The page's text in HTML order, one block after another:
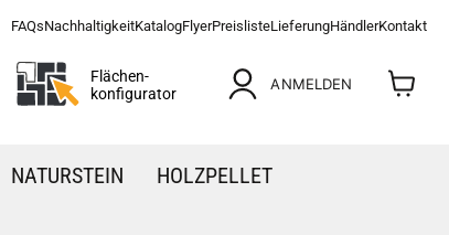
FAQsNachhaltigkeitKatalogFlyerPreislisteLieferungHändlerKontakt
Flächen-
konfigurator
ANMELDEN
NATURSTEIN HOLZPELLET